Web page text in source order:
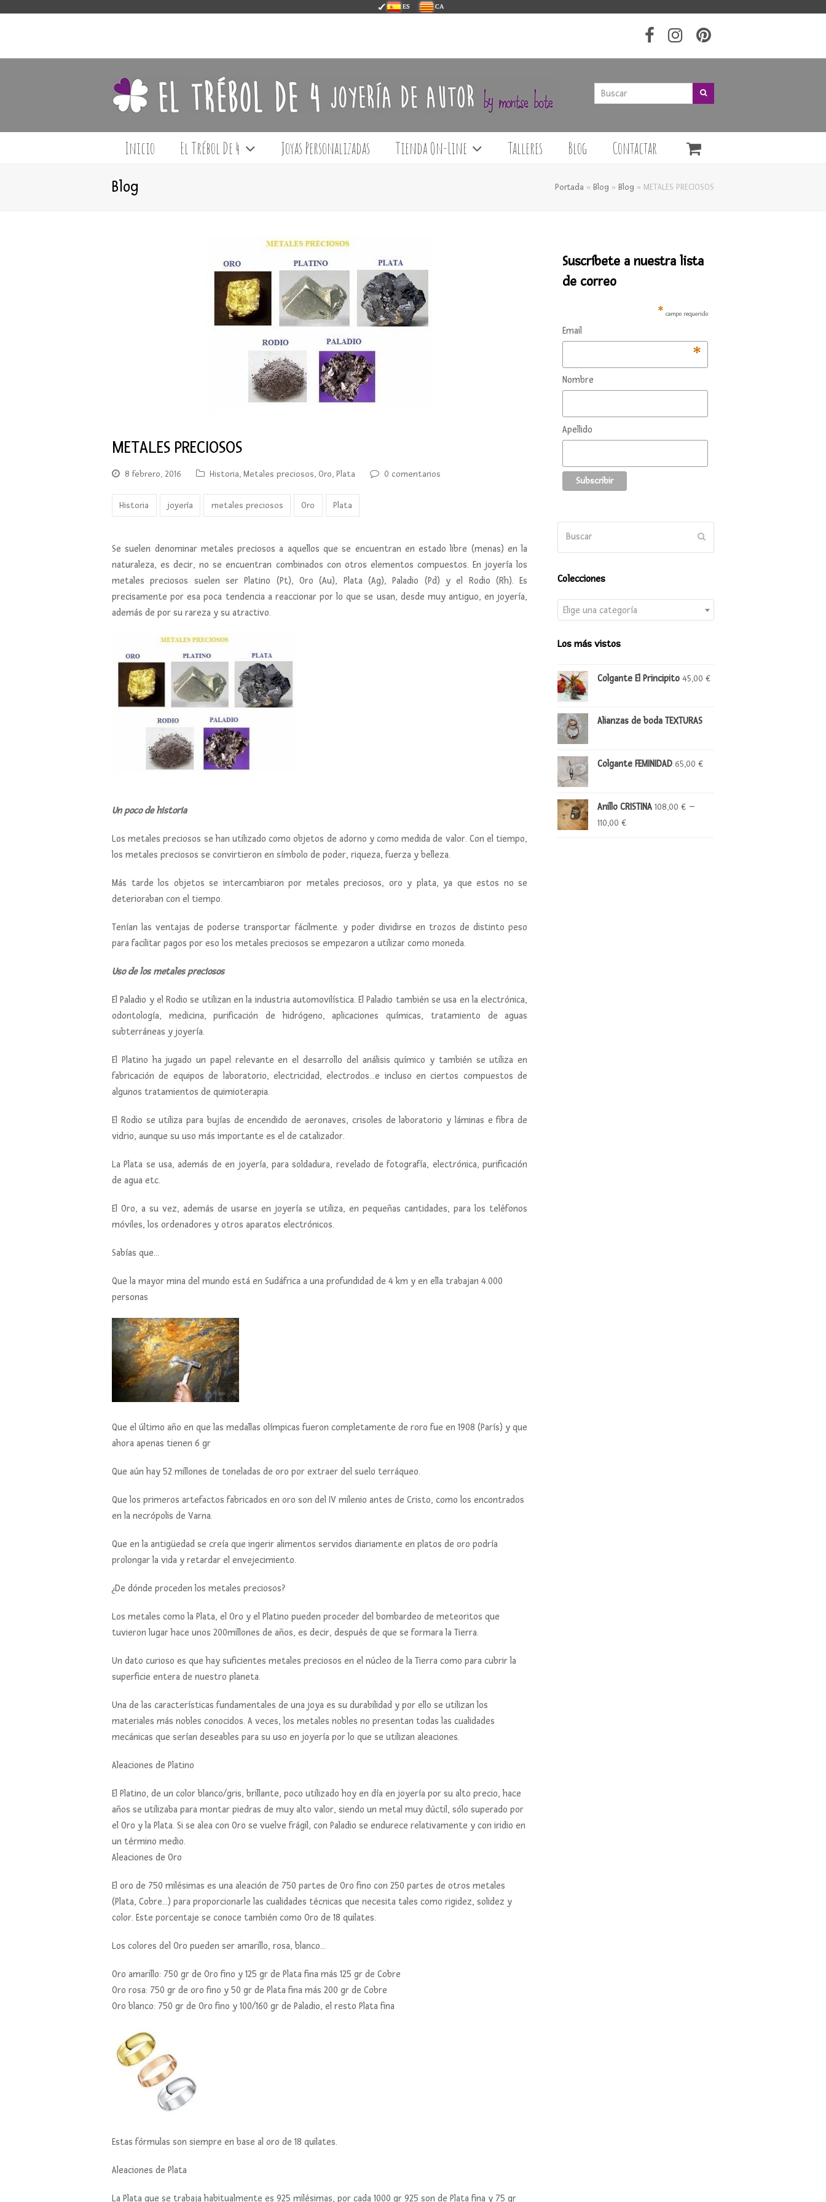
ES CA
Buscar
Inicio El Trébol De 4 Joyas Personalizadas Tienda On-Line Talleres Blog Contactar
Blog Portada » Blog » Blog » METALES PRECIOSOS
METALES PRECIOSOS
8 febrero, 2016 Historia, Metales preciosos, Oro, Plata 0 comentarios
Historia joyería metales preciosos Oro Plata
Se suelen denominar metales preciosos a aquellos que se encuentran en estado libre (menas) en la
naturaleza, es decir, no se encuentran combinados con otros elementos compuestos. En joyería los
metales preciosos suelen ser Platino (Pt), Oro (Au), Plata (Ag), Paladio (Pd) y el Rodio (Rh). Es
precisamente por esa poca tendencia a reaccionar por lo que se usan, desde muy antiguo, en joyería,
además de por su rareza y su atractivo.
Un poco de historia
Los metales preciosos se han utilizado como objetos de adorno y como medida de valor. Con el tiempo,
los metales preciosos se convirtieron en símbolo de poder, riqueza, fuerza y belleza.
Más tarde los objetos se intercambiaron por metales preciosos, oro y plata, ya que estos no se
deterioraban con el tiempo.
Tenían las ventajas de poderse transportar fácilmente. y poder dividirse en trozos de distinto peso
para facilitar pagos por eso los metales preciosos se empezaron a utilizar como moneda.
Uso de los metales preciosos
El Paladio y el Rodio se utilizan en la industria automovilística. El Paladio también se usa en la electrónica,
odontología, medicina, purificación de hidrógeno, aplicaciones químicas, tratamiento de aguas
subterráneas y joyería.
El Platino ha jugado un papel relevante en el desarrollo del análisis químico y también se utiliza en
fabricación de equipos de laboratorio, electricidad, electrodos…e incluso en ciertos compuestos de
algunos tratamientos de quimioterapia.
El Rodio se utiliza para bujías de encendido de aeronaves, crisoles de laboratorio y láminas e fibra de
vidrio, aunque su uso más importante es el de catalizador.
La Plata se usa, además de en joyería, para soldadura, revelado de fotografía, electrónica, purificación
de agua etc.
El Oro, a su vez, además de usarse en joyería se utiliza, en pequeñas cantidades, para los teléfonos
móviles, los ordenadores y otros aparatos electrónicos.
Sabías que…
Que la mayor mina del mundo está en Sudáfrica a una profundidad de 4 km y en ella trabajan 4.000
personas
Que el último año en que las medallas olímpicas fueron completamente de roro fue en 1908 (París) y que
ahora apenas tienen 6 gr
Que aún hay 52 millones de toneladas de oro por extraer del suelo terráqueo.
Que los primeros artefactos fabricados en oro son del IV milenio antes de Cristo, como los encontrados
en la necrópolis de Varna.
Que en la antigüedad se creía que ingerir alimentos servidos diariamente en platos de oro podría
prolongar la vida y retardar el envejecimiento.
¿De dónde proceden los metales preciosos?
Los metales como la Plata, el Oro y el Platino pueden proceder del bombardeo de meteoritos que
tuvieron lugar hace unos 200millones de años, es decir, después de que se formara la Tierra.
Un dato curioso es que hay suficientes metales preciosos en el núcleo de la Tierra como para cubrir la
superficie entera de nuestro planeta.
Una de las características fundamentales de una joya es su durabilidad y por ello se utilizan los
materiales más nobles conocidos. A veces, los metales nobles no presentan todas las cualidades
mecánicas que serían deseables para su uso en joyería por lo que se utilizan aleaciones.
Aleaciones de Platino
El Platino, de un color blanco/gris, brillante, poco utilizado hoy en día en joyería por su alto precio, hace
años se utilizaba para montar piedras de muy alto valor, siendo un metal muy dúctil, sólo superado por
el Oro y la Plata. Si se alea con Oro se vuelve frágil, con Paladio se endurece relativamente y con iridio en
un término medio.
Aleaciones de Oro
El oro de 750 milésimas es una aleación de 750 partes de Oro fino con 250 partes de otros metales
(Plata, Cobre…) para proporcionarle las cualidades técnicas que necesita tales como rigidez, solidez y
color. Este porcentaje se conoce también como Oro de 18 quilates.
Los colores del Oro pueden ser amarillo, rosa, blanco…
Oro amarillo: 750 gr de Oro fino y 125 gr de Plata fina más 125 gr de Cobre
Oro rosa: 750 gr de oro fino y 50 gr de Plata fina más 200 gr de Cobre
Oro blanco: 750 gr de Oro fino y 100/160 gr de Paladio, el resto Plata fina
Estas fórmulas son siempre en base al oro de 18 quilates.
Aleaciones de Plata
La Plata que se trabaja habitualmente es 925 milésimas, por cada 1000 gr 925 son de Plata fina y 75 gr
Suscríbete a nuestra lista
de correo
* campo requerido
Email
*
Nombre
Apellido
Colecciones
Elige una categoría
Los más vistos
Colgante El Principito 45,00€
Alianzas de boda TEXTURAS
Colgante FEMINIDAD 65,00€
Anillo CRISTINA 108,00€ –
110,00€